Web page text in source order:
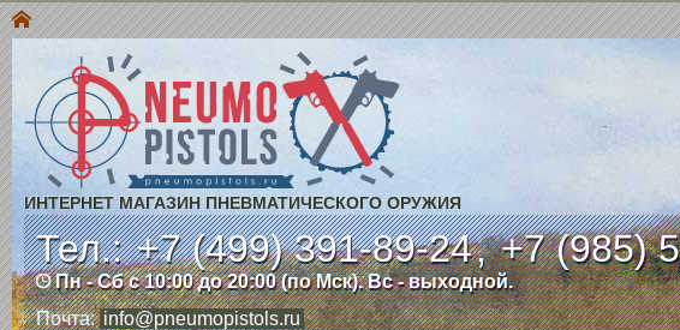
ИНТЕРНЕТ МАГАЗИН ПНЕВМАТИЧЕСКОГО ОРУЖИЯ
Тел.:+7 (499) 391-89-24,+7 (985)
Пн - Сб с 10:00 до 20:00 (по Мск). Вс - выходной.
Почта: info@pneumopistols.ru